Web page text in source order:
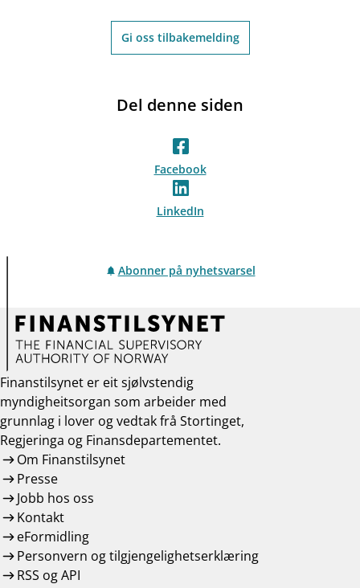
Gi oss tilbakemelding
Del denne siden
Facebook
LinkedIn
Abonner på nyhetsvarsel
Finanstilsynet er eit sjølvstendig
myndigheitsorgan som arbeider med
grunnlag i lover og vedtak frå Stortinget,
Regjeringa og Finansdepartementet.
Om Finanstilsynet
Presse
Jobb hos oss
Kontakt
eFormidling
Personvern og tilgjengelighetserklæring
RSS og API